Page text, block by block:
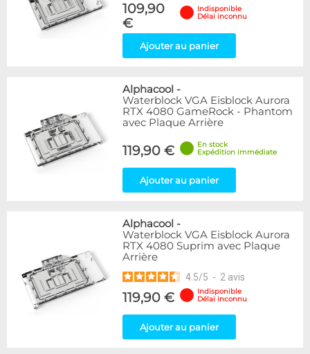
109,90
€
Indisponible
Délai inconnu
Ajouter au panier
Alphacool -
Waterblock VGA Eisblock Aurora
RTX 4080 GameRock - Phantom
avec Plaque Arrière
119,90 €
En stock
Expédition immédiate
Ajouter au panier
Alphacool -
Waterblock VGA Eisblock Aurora
RTX 4080 Suprim avec Plaque
Arrière
4.5/5 - 2 avis
119,90 €
Indisponible
Délai inconnu
Ajouter au panier